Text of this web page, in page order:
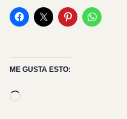
ME GUSTA ESTO: